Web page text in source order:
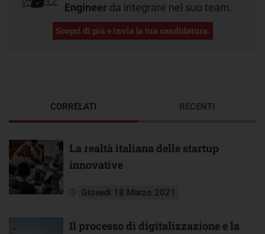
Engineer da integrare nel suo team.
Scopri di più e invia la tua candidatura.
CORRELATI
La realtà italiana delle startup
innovative
Giovedì 18 Marzo 2021
Il processo di digitalizzazione e la
RECENTI